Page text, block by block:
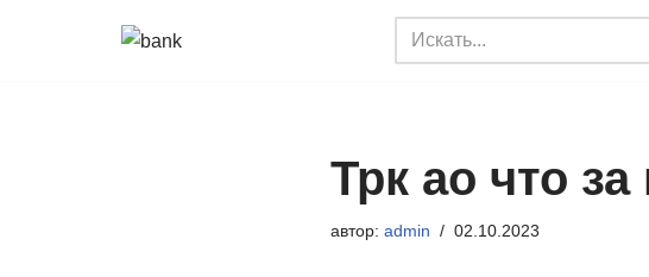
Трк ао что
автор: admin 02.10.2023